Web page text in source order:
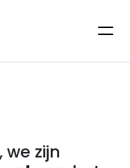
we zijn